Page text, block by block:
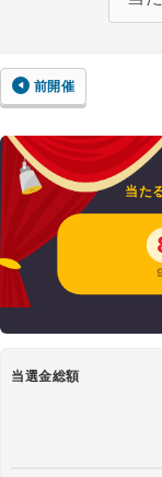
前開催
当た
当選金総額